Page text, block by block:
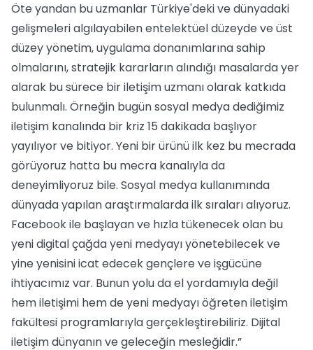
Öte yandan bu uzmanlar Türkiye'deki ve dünyadaki
gelişmeleri algılayabilen entelektüel düzeyde ve üst
düzey yönetim, uygulama donanımlarına sahip
olmalarını, stratejik kararların alındığı masalarda yer
alarak bu sürece bir iletişim uzmanı olarak katkıda
bulunmalı. Örneğin bugün sosyal medya dediğimiz
iletişim kanalında bir kriz 15 dakikada başlıyor
yayılıyor ve bitiyor. Yeni bir ürünü ilk kez bu mecrada
görüyoruz hatta bu mecra kanalıyla da
deneyimliyoruz bile. Sosyal medya kullanımında
dünyada yapılan araştırmalarda ilk sıraları alıyoruz.
Facebook ile başlayan ve hızla tükenecek olan bu
yeni digital çağda yeni medyayı yönetebilecek ve
yine yenisini icat edecek gençlere ve işgücüne
ihtiyacımız var. Bunun yolu da el yordamıyla değil
hem iletişimi hem de yeni medyayı öğreten iletişim
fakültesi programlarıyla gerçekleştirebiliriz. Dijital
iletişim dünyanın ve geleceğin mesleğidir.”